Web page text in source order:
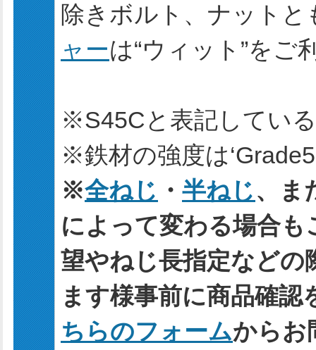
除きボルト、ナット
ャーは“ウィット”をご
※S45Cと表記してい
※鉄材の強度は
※全ねじ ・ 半ねじ、ま
によって変わる場合
望やねじ長指定などの
ます様事前に商品確
ちらのフォームからお